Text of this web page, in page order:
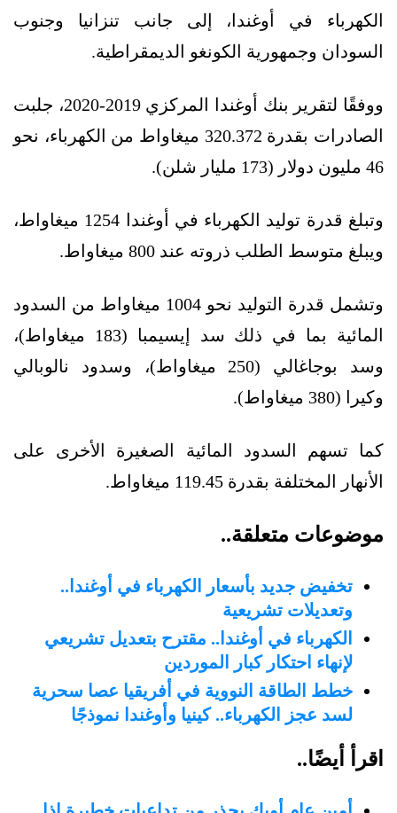
الكهرباء في أوغندا، إلى جانب تنزانيا وجنوب
السودان وجمهورية الكونغو الديمقراطية.
ووفقًا لتقرير بنك أوغندا المركزي 2019-2020، جلبت
الصادرات بقدرة 320.372 ميغاواط من الكهرباء، نحو
46 مليون دولار (173 مليار شلن).
وتبلغ قدرة توليد الكهرباء في أوغندا 1254 ميغاواط،
ويبلغ متوسط الطلب ذروته عند 800 ميغاواط.
وتشمل قدرة التوليد نحو 1004 ميغاواط من السدود
المائية بما في ذلك سد إيسيمبا (183 ميغاواط)،
وسد بوجاغالي (250 ميغاواط)، وسدود نالوبالي
وكيرا (380 ميغاواط).
كما تسهم السدود المائية الصغيرة الأخرى على
الأنهار المختلفة بقدرة 119.45 ميغاواط.
موضوعات متعلقة..
تخفيض جديد بأسعار الكهرباء في أوغندا..
وتعديلات تشريعية
الكهرباء في أوغندا.. مقترح بتعديل تشريعي
لإنهاء احتكار كبار الموردين
خطط الطاقة النووية في أفريقيا عصا سحرية
لسد عجز الكهرباء.. كينيا وأوغندا نموذجًا
اقرأ أيضًا..